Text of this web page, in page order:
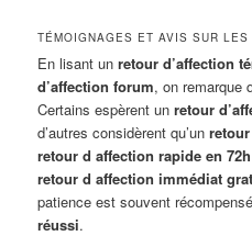
TÉMOIGNAGES ET AVIS SUR
En lisant unretour d’affection
d’affection forum, on remarque
Certains espèrent unretour
d’autres considèrent qu’un
retour d affection rapide en 72h
retour d affection immédiat
patience est souvent
réussi.